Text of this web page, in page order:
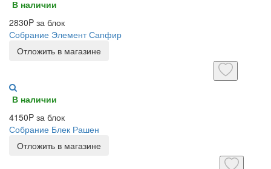
В наличии
2830P за блок
Собрание Элемент Сапфир
Отложить в магазине
В наличии
4150P за блок
Собрание Блек Рашен
Отложить в магазине